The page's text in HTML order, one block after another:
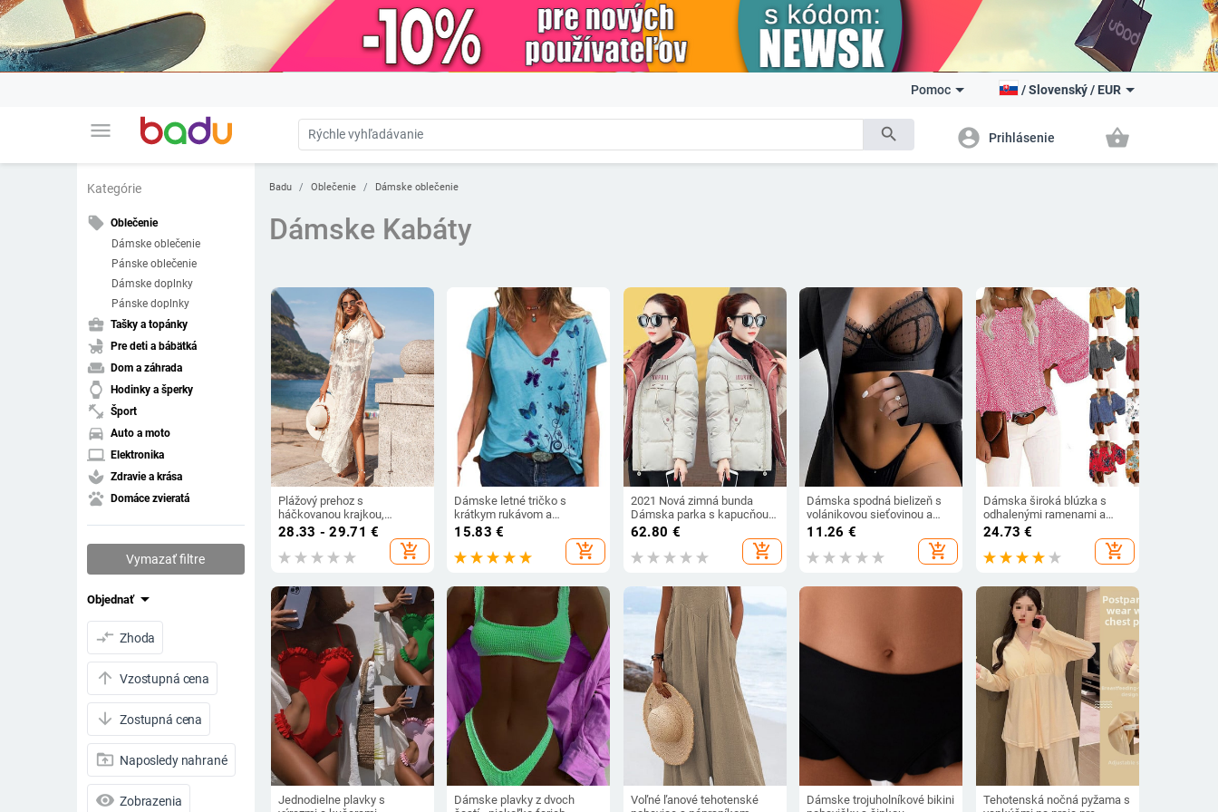
menu search
Pomoc /Slovenský/ EUR
account_circle Prihlásenie shopping_basket
Kategórie
local_offer Oblečenie
Dámske oblečenie
Pánske oblečenie
Dámske doplnky
Pánske doplnky
business_center Tašky a topánky
child_friendly Pre deti a bábätká
weekend Dom a záhrada
watch Hodinky a šperky
fitness_center Šport
directions_car Auto a moto
laptop Elektronika
spa Zdravie a krása
pets Domáce zvieratá
Vymazať filtre
Objednaťarrow_drop_down
compare_arrows Zhoda
arrow_upward Vzostupná cena
arrow_downward Zostupná cena
drive_folder_upload Naposledy nahrané
visibility Zobrazenia
Badu Oblečenie Dámske oblečenie
Dámske Kabáty
Plážový prehoz s
háčkovanou krajkou,
otvorený dizajn, bavlna 65%
s bavlnenou podšívkou, 300
g/m², plážové šaty s UV
28.33 - 29.71 €
add_shopping_cart
Dámske letné tričko s
krátkym rukávom a
výstrihom do V, motýľovou
potlačou, ležérne, voľné,
veľkosť 3XL
15.83 €
add_shopping_cart
2021 Nová zimná bunda
Dámska parka s kapucňou,
hrubá páperová bavlnená
podšívka, dámska bunda,
krátky kabát, tenký teplý
62.80 €
add_shopping_cart
Dámska spodná bielizeň s
volánikovou sieťovinou a
čipkou, 2-dielna spodná
podprsenky, nohavičky,
11.26 €
add_shopping_cart
Dámska široká blúzka s
odhalenými ramenami a
širokými rukávmi
24.73 €
add_shopping_cart
Jednodielne plavky s
Dámske plavky z dvoch
Voľné ľanové tehotenské
Dámske trojuholníkové bikini
Tehotenská nočná pyžama s